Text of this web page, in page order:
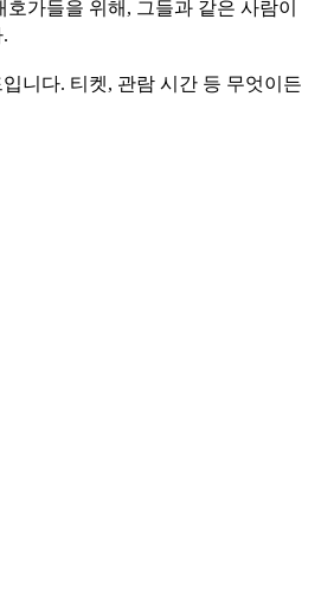
가들을 위해, 그들과 같은 사람이
니다. 티켓, 관람 시간 등 무엇이든